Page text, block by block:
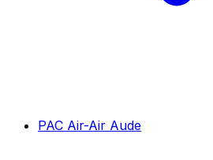
PAC Air-Air Aude